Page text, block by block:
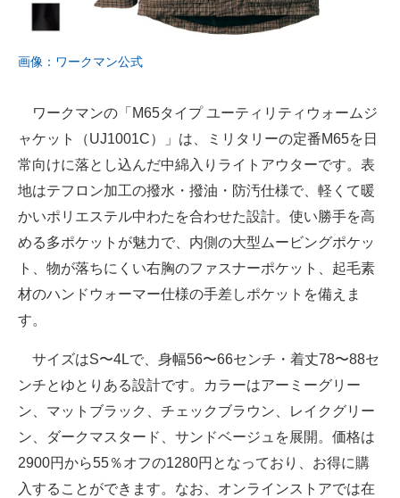
画像：ワークマン公式
ワークマンの「M65タイプ ユーティリティウォームジ
ャケット（UJ1001C）」は、ミリタリーの定番M65を日
常向けに落とし込んだ中綿入りライトアウターです。表
地はテフロン加工の撥水・撥油・防汚仕様で、軽くて暖
かいポリエステル中わたを合わせた設計。使い勝手を高
める多ポケットが魅力で、内側の大型ムービングポケッ
ト、物が落ちにくい右胸のファスナーポケット、起毛素
材のハンドウォーマー仕様の手差しポケットを備えま
す。
サイズはS〜4Lで、身幅56〜66センチ・着丈78〜88セ
ンチとゆとりある設計です。カラーはアーミーグリー
ン、マットブラック、チェックブラウン、レイクグリー
ン、ダークマスタード、サンドベージュを展開。価格は
2900円から55％オフの1280円となっており、お得に購
入することができます。なお、オンラインストアでは在